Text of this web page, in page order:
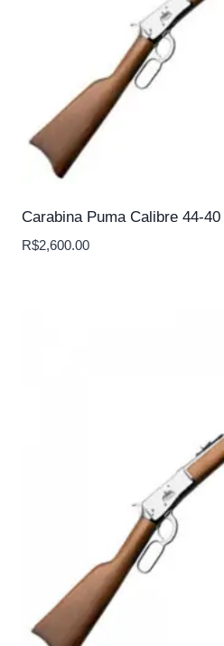
Carabina Puma Calibre 44-
R$2,600.00